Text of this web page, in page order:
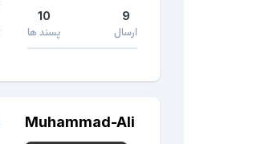
9
ارسال
10
پسند ها
Muhammad-Ali